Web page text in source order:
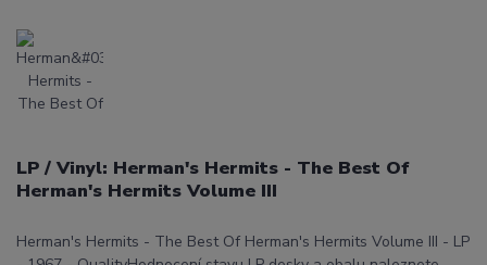
LP / Vinyl: Herman's Hermits - The Best Of
Herman's Hermits Volume III
Herman's Hermits - The Best Of Herman's Hermits Volume III - LP